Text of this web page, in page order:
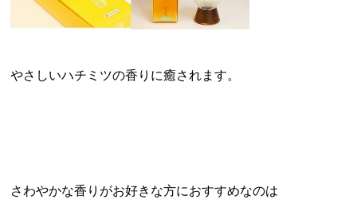
やさしいハチミツの香りに癒されます。
さわやかな香りがお好きな方におすすめなのは